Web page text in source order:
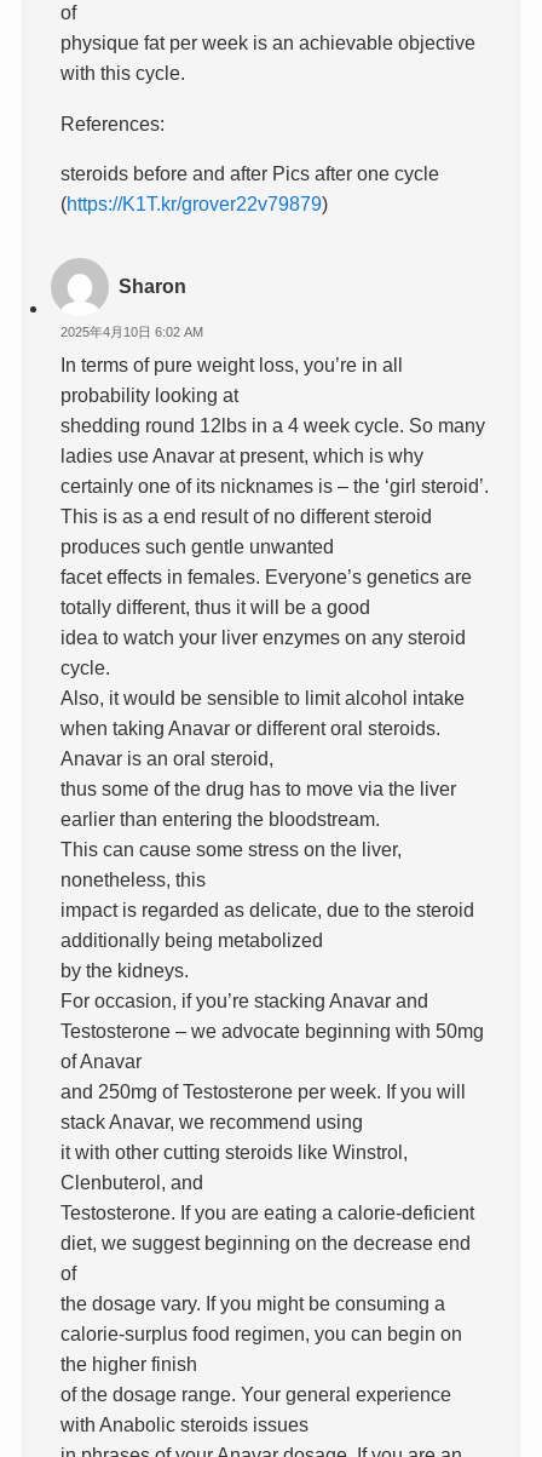
of
physique fat per week is an achievable objective
with this cycle.
References:
steroids before and after Pics after one cycle
(https://K1T.kr/grover22v79879)
Sharon
2025年4月10日 6:02 AM
In terms of pure weight loss, you’re in all
probability looking at
shedding round 12lbs in a 4 week cycle. So many
ladies use Anavar at present, which is why
certainly one of its nicknames is – the ‘girl steroid’.
This is as a end result of no different steroid
produces such gentle unwanted
facet effects in females. Everyone’s genetics are
totally different, thus it will be a good
idea to watch your liver enzymes on any steroid
cycle.
Also, it would be sensible to limit alcohol intake
when taking Anavar or different oral steroids.
Anavar is an oral steroid,
thus some of the drug has to move via the liver
earlier than entering the bloodstream.
This can cause some stress on the liver,
nonetheless, this
impact is regarded as delicate, due to the steroid
additionally being metabolized
by the kidneys.
For occasion, if you’re stacking Anavar and
Testosterone – we advocate beginning with 50mg
of Anavar
and 250mg of Testosterone per week. If you will
stack Anavar, we recommend using
it with other cutting steroids like Winstrol,
Clenbuterol, and
Testosterone. If you are eating a calorie-deficient
diet, we suggest beginning on the decrease end
of
the dosage vary. If you might be consuming a
calorie-surplus food regimen, you can begin on
the higher finish
of the dosage range. Your general experience
with Anabolic steroids issues